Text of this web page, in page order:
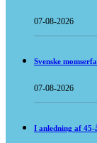
07-08-2026
Svenske
07-08-2026
I anledning af